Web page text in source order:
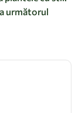
următorul